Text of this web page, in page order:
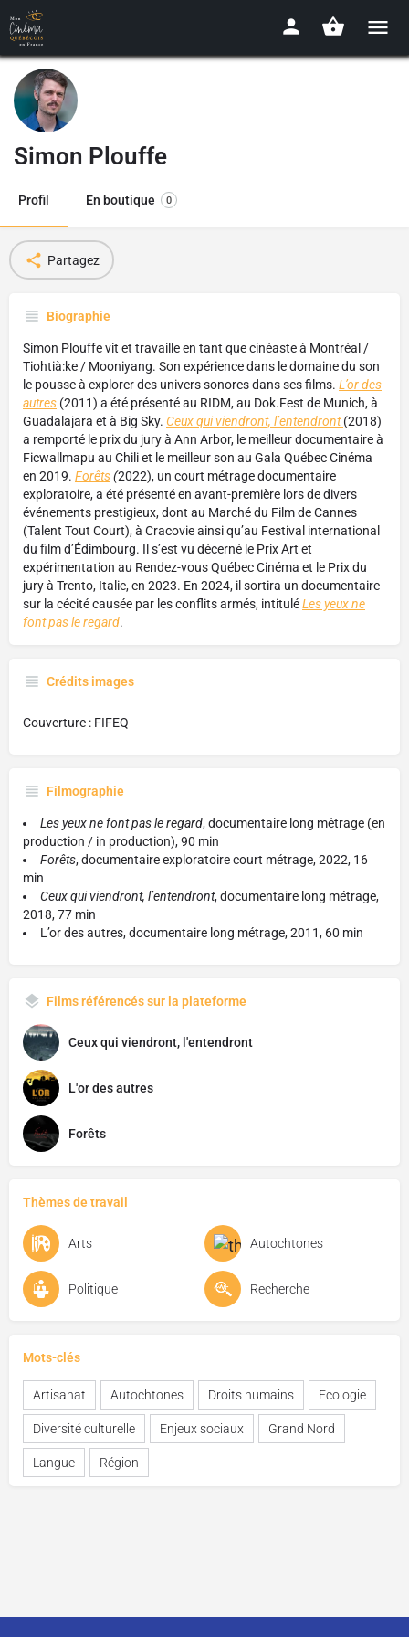
Simon Plouffe
Profil En boutique 0
Partagez
Biographie
Simon Plouffe vit et travaille en tant que cinéaste à Montréal /
Tiohtià:ke / Mooniyang. Son expérience dans le domaine du son
le pousse à explorer des univers sonores dans ses films. L’or des
autres (2011) a été présenté au RIDM, au Dok.Fest de Munich, à
Guadalajara et à Big Sky. Ceux qui viendront, l’entendront(2018)
a remporté le prix du jury à Ann Arbor, le meilleur documentaire à
Ficwallmapu au Chili et le meilleur son au Gala Québec Cinéma
en 2019. Forêts(2022), un court métrage documentaire
exploratoire, a été présenté en avant-première lors de divers
événements prestigieux, dont au Marché du Film de Cannes
(Talent Tout Court), à Cracovie ainsi qu’au Festival international
du film d’Édimbourg. Il s’est vu décerné le Prix Art et
expérimentation au Rendez-vous Québec Cinéma et le Prix du
jury à Trento, Italie, en 2023. En 2024, il sortira un documentaire
sur la cécité causée par les conflits armés, intituléLes yeux ne
font pas le regard.
Crédits images
Couverture : FIFEQ
Filmographie
Les yeux ne font pas le regard, documentaire long métrage (en
production / in production), 90 min
Forêts, documentaire exploratoire court métrage, 2022, 16
min
Ceux qui viendront, l’entendront, documentaire long métrage,
2018, 77 min
L’or des autres, documentaire long métrage, 2011, 60 min
Films référencés sur la plateforme
Ceux qui viendront, l'entendront
L'or des autres
Forêts
Thèmes de travail
Arts Autochtones
Politique Recherche
Mots-clés
Artisanat Autochtones Droits humains Ecologie
Diversité culturelle Enjeux sociaux Grand Nord
Langue Région